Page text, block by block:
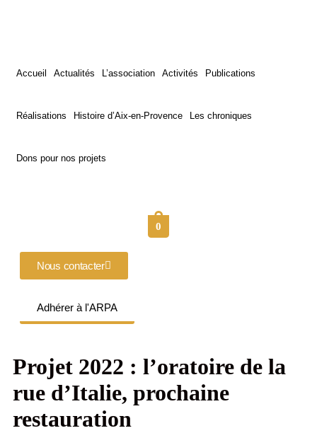
Accueil Actualités L’association Activités Publications
Réalisations Histoire d’Aix-en-Provence Les chroniques
Dons pour nos projets
0
Nous contacter
Adhérer à l'ARPA
Projet 2022 : l’oratoire de la
rue d’Italie, prochaine
restauration